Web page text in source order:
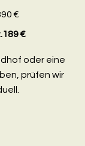
€
€
oder eine
prüfen wir